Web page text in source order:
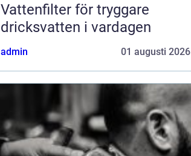
Vattenfilter för tryggare
dricksvatten i vardagen
admin 01 augusti 2026